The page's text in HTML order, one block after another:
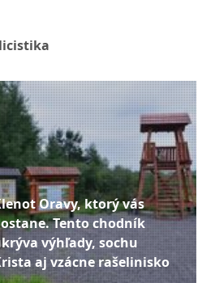
Oravy, ktorý vás
Tento chodník
výhľady, sochu
aj vzácne rašelinisko